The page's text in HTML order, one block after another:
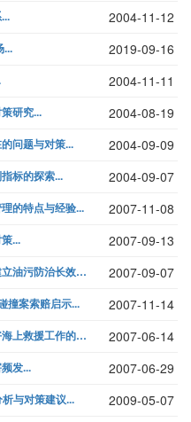
2004-11-12
... 2019-09-16
2004-11-11
研究... 2004-08-19
问题与对策... 2004-09-09
标的探索... 2004-09-07
的特点与经验... 2007-11-08
... 2007-09-13
王诗成：从“长岛海域油污事件”看建立油污防治长效机制的紧迫性... 2007-09-07
撞案索赔启示... 2007-11-14
王诗成：“三位一体”救援体系是做好海上救援工作的重要保障... 2007-06-14
发... 2007-06-29
与对策建议... 2009-05-07